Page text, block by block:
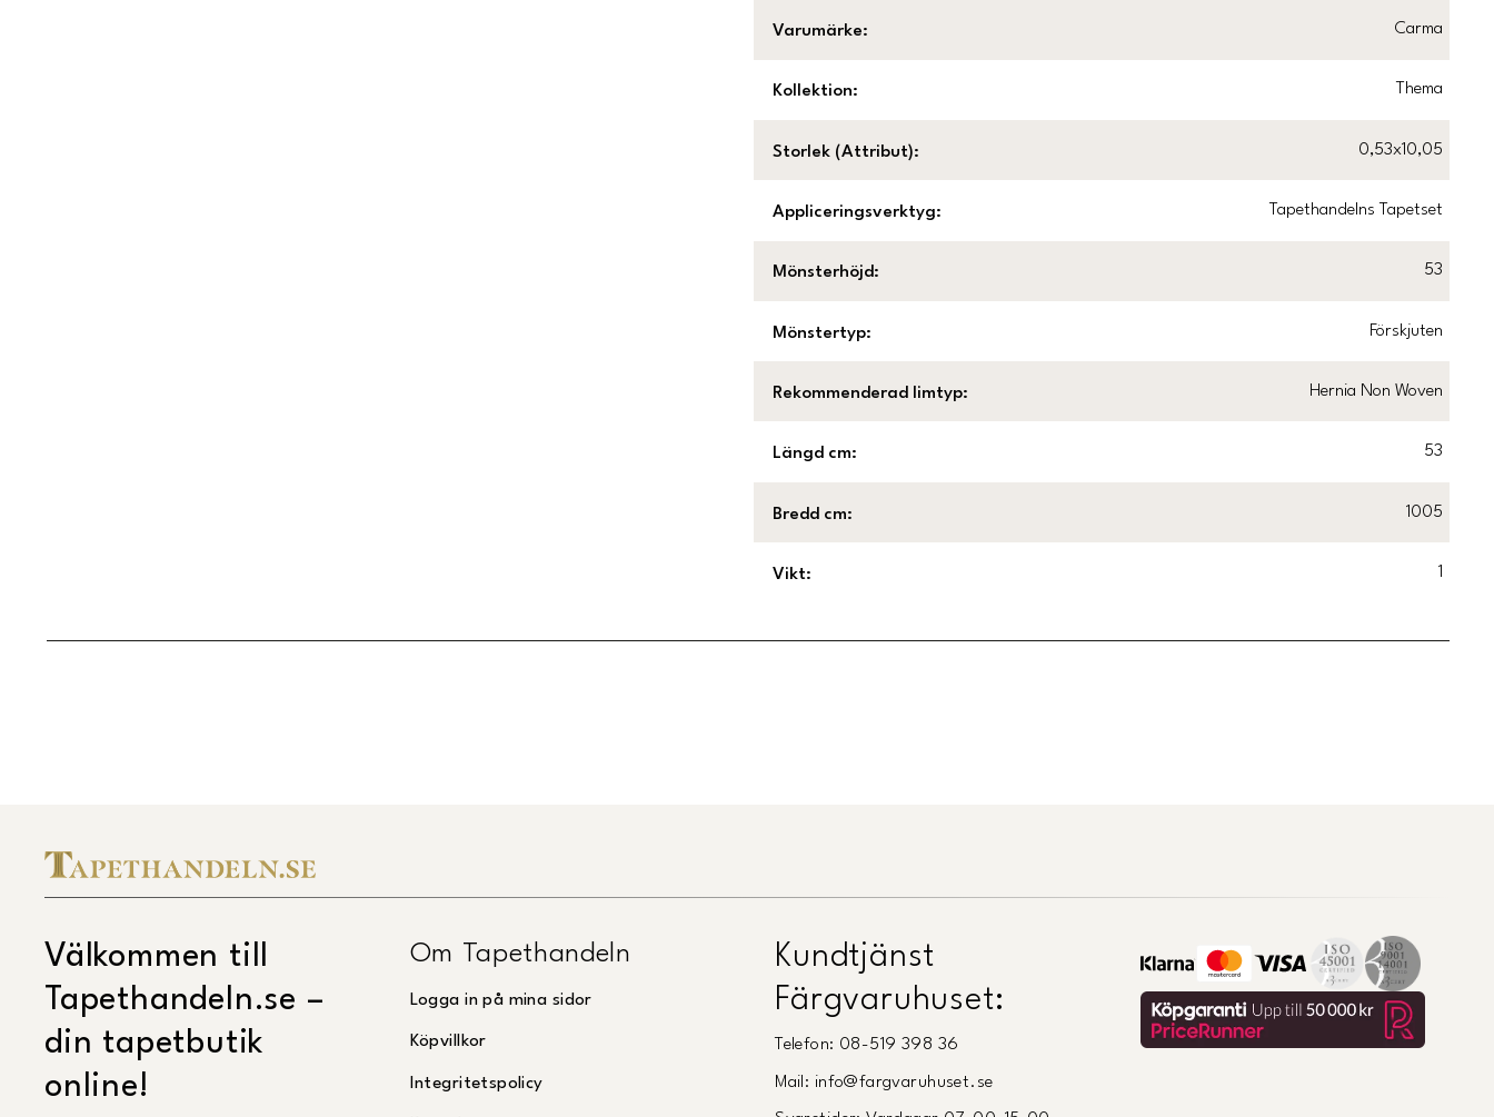
Varumärke: Carma
Kollektion: Thema
Storlek (Attribut): 0,53x10,05
Appliceringsverktyg: Tapethandelns Tapetset
Mönsterhöjd: 53
Mönstertyp: Förskjuten
Rekommenderad limtyp: Hernia Non Woven
Längd cm: 53
Bredd cm: 1005
Vikt: 1
Välkommen till
Tapethandeln.se –
din tapetbutik
online!
Om Tapethandeln
Logga in på mina sidor
Köpvillkor
Integritetspolicy
Kundtjänst
Färgvaruhuset:
Telefon: 08-519 398 36
Mail: info@fargvaruhuset.se